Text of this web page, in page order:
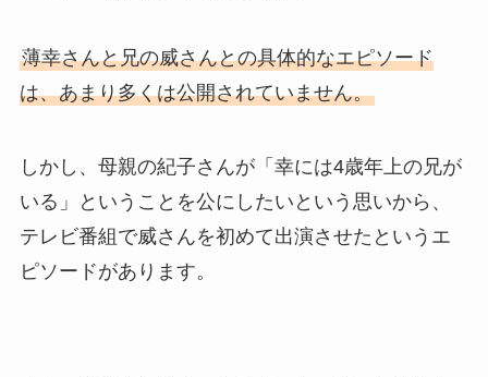
薄幸さんと兄の威さんとの具体的なエピソード
は、あまり多くは公開されていません。
しかし、母親の紀子さんが「幸には4歳年上の兄が
いる」ということを公にしたいという思いから、
テレビ番組で威さんを初めて出演させたというエ
ピソードがあります。